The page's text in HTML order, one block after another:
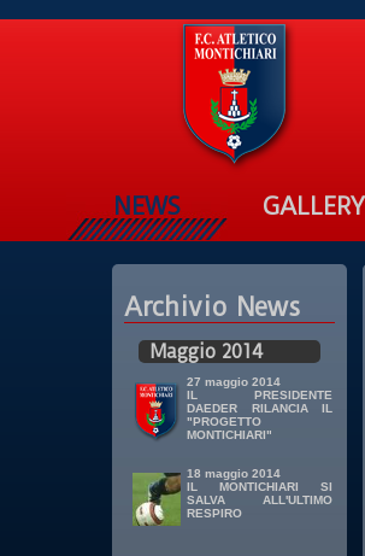
NEWS GALLERY
Archivio News
Maggio 2014
27 maggio 2014
IL PRESIDENTE
DAEDER RILANCIA IL
"PROGETTO
MONTICHIARI"
18 maggio 2014
IL MONTICHIARI SI
SALVA ALL'ULTIMO
RESPIRO